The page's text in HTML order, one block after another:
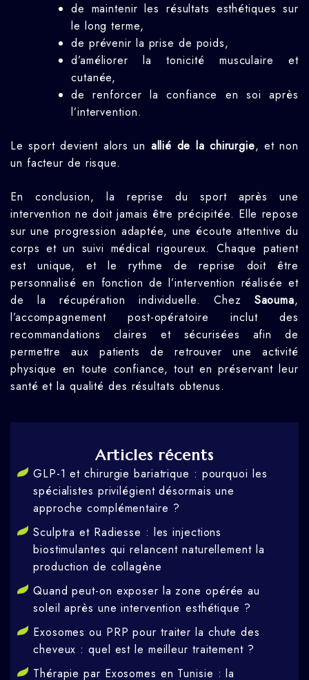
de maintenir les résultats esthétiques sur
le long terme,
de prévenir la prise de poids,
d’améliorer la tonicité musculaire et
cutanée,
de renforcer la confiance en soi après
l’intervention.
Le sport devient alors un allié de la chirurgie, et non
un facteur de risque.
En conclusion, la reprise du sport après une
intervention ne doit jamais être précipitée. Elle repose
sur une progression adaptée, une écoute attentive du
corps et un suivi médical rigoureux. Chaque patient
est unique, et le rythme de reprise doit être
personnalisé en fonction de l’intervention réalisée et
de la récupération individuelle. Chez Saouma,
l’accompagnement post-opératoire inclut des
recommandations claires et sécurisées afin de
permettre aux patients de retrouver une activité
physique en toute confiance, tout en préservant leur
santé et la qualité des résultats obtenus.
Articles récents
GLP-1 et chirurgie bariatrique : pourquoi les
spécialistes privilégient désormais une
approche complémentaire ?
Sculptra et Radiesse : les injections
biostimulantes qui relancent naturellement la
production de collagène
Quand peut-on exposer la zone opérée au
soleil après une intervention esthétique ?
Exosomes ou PRP pour traiter la chute des
cheveux : quel est le meilleur traitement ?
Thérapie par Exosomes en Tunisie : la